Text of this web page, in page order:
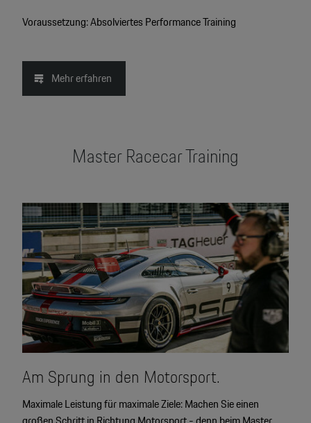
Voraussetzung: Absolviertes Performance Training
Mehr erfahren
Master Racecar Training
Am Sprung in den Motorsport.
Maximale Leistung für maximale Ziele: Machen Sie einen